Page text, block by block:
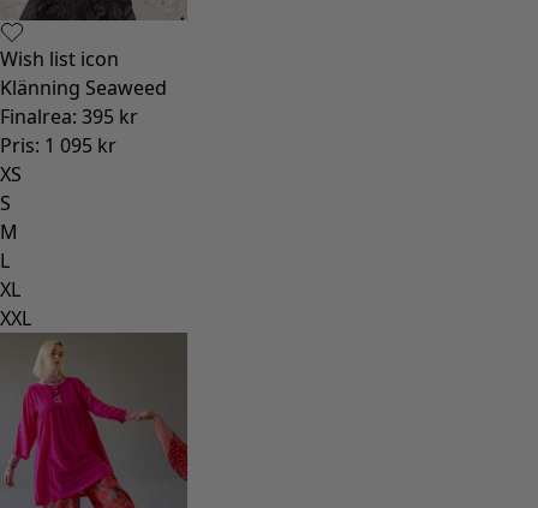
Wish list icon
Klänning Seaweed
Finalrea: 395 kr
Pris: 1 095 kr
XS
S
M
L
XL
XXL